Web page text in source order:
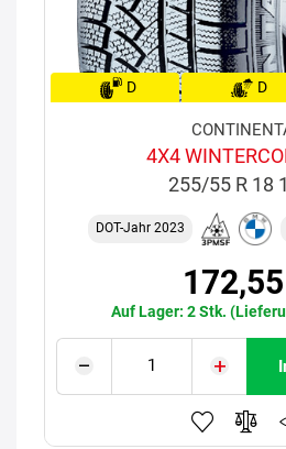
D D
4X4
255/55 R 18
DOT-Jahr 2023
Auf Lager: 2 Stk.